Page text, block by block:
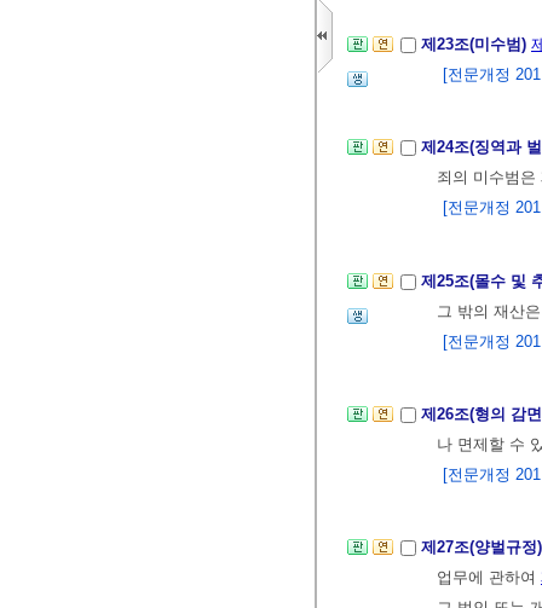
제23조(미수범)
[전문개정
제24조(징역과
죄의 미수범
[전문개정
제25조(몰수 및
그 밖의 재산
[전문개정
제26조(형의 감
나 면제할 수
[전문개정
제27조(양벌규
업무에 관하여